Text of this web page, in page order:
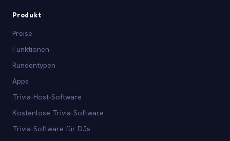
Produkt
Preise
Funktionen
Rundentypen
Apps
Trivia-Host-Software
Kostenlose Trivia-Software
Trivia-Software für DJs